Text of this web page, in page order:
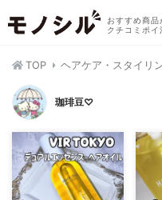
おすすめ商品
クチコミポイ
TOP ヘアケア・スタイリ
珈琲豆♡